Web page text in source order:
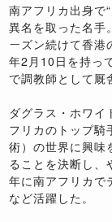
南アフリカ出身
異名を取った名手
ーズン続けて香港
年2月10日を持っ
で調教師として厩
ダグラス・ホワ
フリカのトップ騎
術）の世界に興味
ることを決断し
年に南アフリカで
など活躍した。